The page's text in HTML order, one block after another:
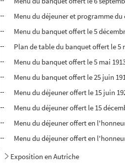
Menu du déjeuner et programme
Menu du banquet offert le 5
Plan de table du banquet offert le 5
Menu du banquet offert le 5 mai
Menu du banquet offert le 25 juin
Menu du déjeuner offert le 15 juin
Menu du déjeuner offert le 15
Menu du déjeuner offert en
Menu du déjeuner offert en
Exposition en Autriche